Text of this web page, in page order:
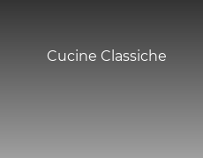
Cucine Classiche